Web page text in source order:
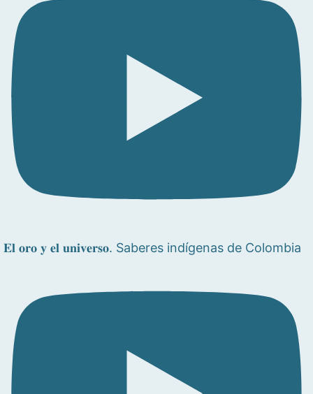
𝐄𝐥 𝐨𝐫𝐨 𝐲 𝐞𝐥 𝐮𝐧𝐢𝐯𝐞𝐫𝐬𝐨. Saberes indígenas de Colombia